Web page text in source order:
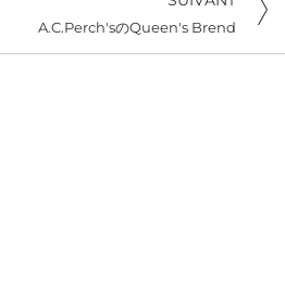
A.C.Perch'sのQueen's Brend